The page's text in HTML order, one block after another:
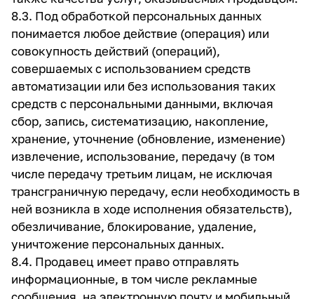
8.3. Под обработкой персональных данных
понимается любое действие (операция) или
совокупность действий (операций),
совершаемых с использованием средств
автоматизации или без использования таких
средств с персональными данными, включая
сбор, запись, систематизацию, накопление,
хранение, уточнение (обновление, изменение)
извлечение, использование, передачу (в том
числе передачу третьим лицам, не исключая
трансграничную передачу, если необходимость в
ней возникла в ходе исполнения обязательств),
обезличивание, блокирование, удаление,
уничтожение персональных данных.
8.4. Продавец имеет право отправлять
информационные, в том числе рекламные